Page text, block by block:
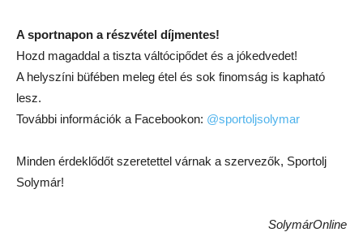
A sportnapon a részvétel díjmentes!
Hozd magaddal a tiszta váltócipődet és a jókedvedet!
A helyszíni büfében meleg étel és sok finomság is kapható
lesz.
További információk a Facebookon: @sportoljsolymar
Minden érdeklődőt szeretettel várnak a szervezők, Sportolj
Solymár!
SolymárOnline